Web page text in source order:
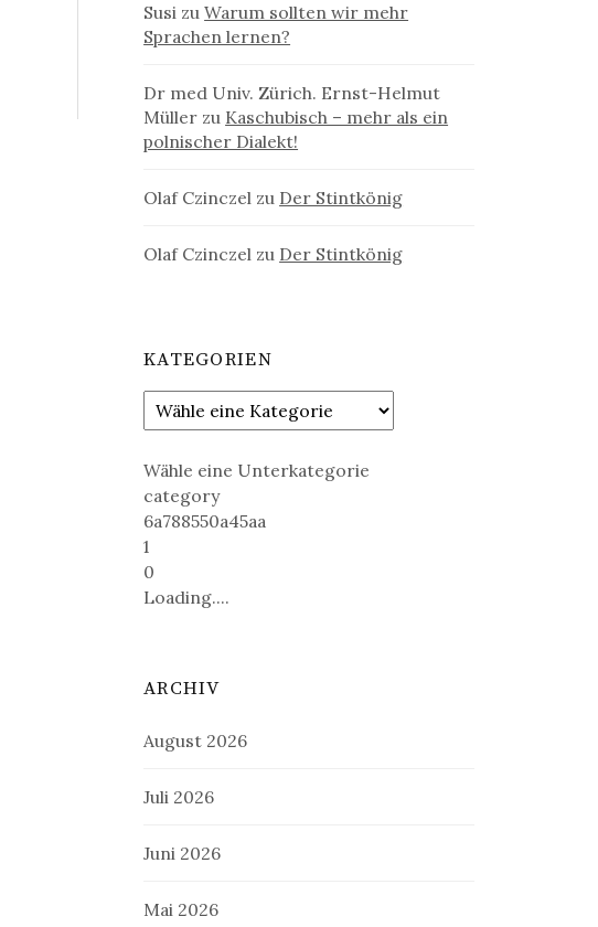
Susi zuWarum sollten wir mehr
Sprachen lernen?
Dr med Univ. Zürich. Ernst-Helmut
Müller zu Kaschubisch – mehr als ein
polnischer Dialekt!
Olaf Czinczel zu Der Stintkönig
Olaf Czinczel zu Der Stintkönig
KATEGORIEN
Wähle eine Unterkategorie
category
6a788550a45aa
1
0
Loading....
ARCHIV
August 2026
Juli 2026
Juni 2026
Mai 2026